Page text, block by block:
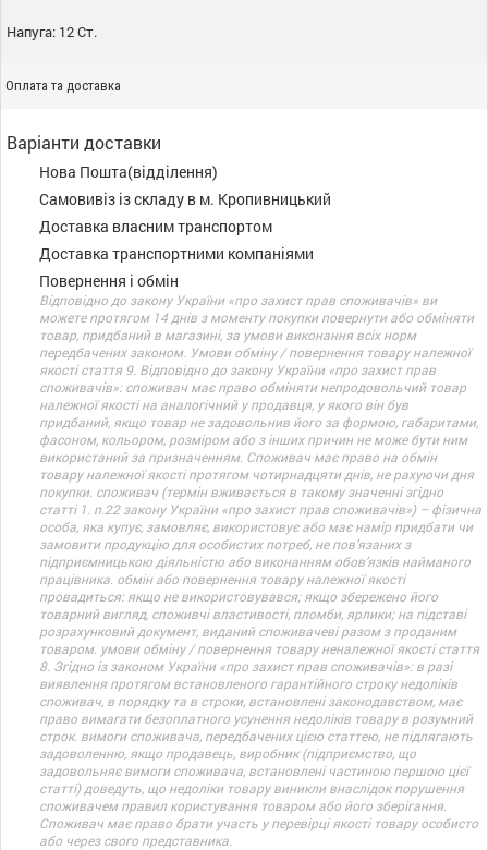
Напуга: 12 Ст.
Оплата та доставка
Варіанти доставки
Нова Пошта(відділення)
Самовивіз із складу в м. Кропивницький
Доставка власним транспортом
Доставка транспортними компаніями
Повернення і обмін
Відповідно до закону України «про захист прав споживачів» ви
можете протягом 14 днів з моменту покупки повернути або обміняти
товар, придбаний в магазині, за умови виконання всіх норм
передбачених законом. Умови обміну / повернення товару належної
якості стаття 9. Відповідно до закону України «про захист прав
споживачів»: споживач має право обміняти непродовольчий товар
належної якості на аналогічний у продавця, у якого він був
придбаний, якщо товар не задовольнив його за формою, габаритами,
фасоном, кольором, розміром або з інших причин не може бути ним
використаний за призначенням. Споживач має право на обмін
товару належної якості протягом чотирнадцяти днів, не рахуючи дня
покупки. споживач (термін вживається в такому значенні згідно
статті 1. п.22 закону України «про захист прав споживачів») – фізична
особа, яка купує, замовляє, використовує або має намір придбати чи
замовити продукцію для особистих потреб, не пов’язаних з
підприємницькою діяльністю або виконанням обов’язків найманого
працівника. обмін або повернення товару належної якості
провадиться: якщо не використовувався; якщо збережено його
товарний вигляд, споживчі властивості, пломби, ярлики; на підставі
розрахунковий документ, виданий споживачеві разом з проданим
товаром. умови обміну / повернення товару неналежної якості стаття
8. Згідно із законом України «про захист прав споживачів»: в разі
виявлення протягом встановленого гарантійного строку недоліків
споживач, в порядку та в строки, встановлені законодавством, має
право вимагати безоплатного усунення недоліків товару в розумний
строк. вимоги споживача, передбачених цією статтею, не підлягають
задоволенню, якщо продавець, виробник (підприємство, що
задовольняє вимоги споживача, встановлені частиною першою цієї
статті) доведуть, що недоліки товару виникли внаслідок порушення
споживачем правил користування товаром або його зберігання.
Споживач має право брати участь у перевірці якості товару особисто
або через свого представника.